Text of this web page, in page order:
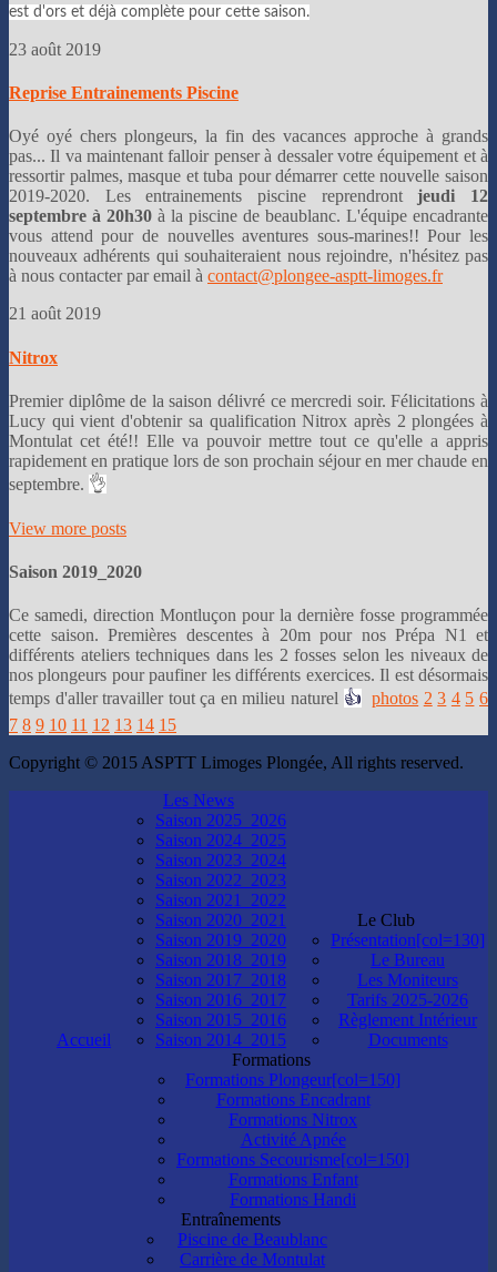
est d'ors et déjà complète pour cette saison.
23 août 2019
Reprise Entrainements Piscine
Oyé oyé chers plongeurs, la fin des vacances approche à grands
pas... Il va maintenant falloir penser à dessaler votre équipement et à
ressortir palmes, masque et tuba pour démarrer cette nouvelle saison
2019-2020. Les entrainements piscine reprendront jeudi 12
septembre à 20h30 à la piscine de beaublanc. L'équipe encadrante
vous attend pour de nouvelles aventures sous-marines!! Pour les
nouveaux adhérents qui souhaiteraient nous rejoindre, n'hésitez pas
à nous contacter par email à contact@plongee-asptt-limoges.fr
21 août 2019
Nitrox
Premier diplôme de la saison délivré ce mercredi soir. Félicitations à
Lucy qui vient d'obtenir sa qualification Nitrox après 2 plongées à
Montulat cet été!! Elle va pouvoir mettre tout ce qu'elle a appris
rapidement en pratique lors de son prochain séjour en mer chaude en
septembre. 👌
View more posts
Saison 2019_2020
Ce samedi, direction Montluçon pour la dernière fosse programmée
cette saison. Premières descentes à 20m pour nos Prépa N1 et
différents ateliers techniques dans les 2 fosses selon les niveaux de
nos plongeurs pour paufiner les différents exercices. Il est désormais
temps d'aller travailler tout ça en milieu naturel 👍 photos 2 3 4 5 6
7 8 9 10 11 12 13 14 15
Copyright © 2015 ASPTT Limoges Plongée, All rights reserved.
Accueil
Les News
Saison 2025_2026
Saison 2024_2025
Saison 2023_2024
Saison 2022_2023
Saison 2021_2022
Saison 2020_2021
Saison 2019_2020
Saison 2018_2019
Saison 2017_2018
Saison 2016_2017
Saison 2015_2016
Saison 2014_2015
Le Club
Présentation[col=130]
Le Bureau
Les Moniteurs
Tarifs 2025-2026
Règlement Intérieur
Documents
Formations
Formations Plongeur[col=150]
Formations Encadrant
Formations Nitrox
Activité Apnée
Formations Secourisme[col=150]
Formations Enfant
Formations Handi
Entraînements
Piscine de Beaublanc
Carrière de Montulat